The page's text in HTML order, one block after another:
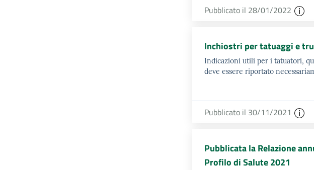
Pubblicato il 28/01/2022
Inchiostri per tatuaggi e
Indicazioni utili per i tatuatori,
deve essere riportato
Pubblicato il 30/11/2021
Pubblicata la Relazione
Profilo di Salute 2021